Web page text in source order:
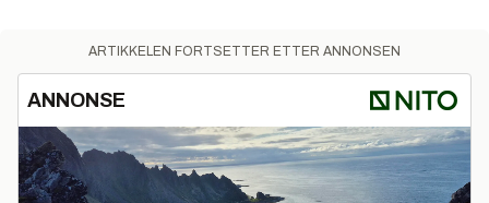
ARTIKKELEN FORTSETTER ETTER ANNONSEN
ANNONSE